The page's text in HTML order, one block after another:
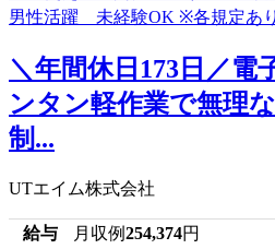
＼年間休日173日／電
ンタン軽作業で無理
制...
UTエイム株式会社
給与 月収例254,374円